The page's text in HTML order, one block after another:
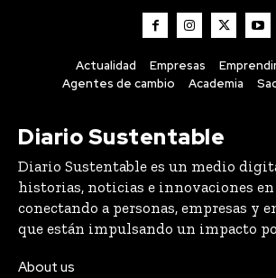
Actualidad Empresas
Agentes de cambio
Academia
Diario Sustentable
Diario Sustentable es un medio
historias, noticias e innovaciones
conectando a personas, empresas y
que están impulsando un impacto
About us